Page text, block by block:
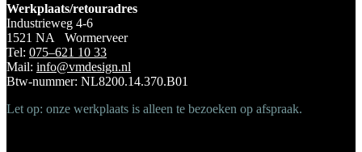
Werkplaats/retouradres
Industrieweg 4-6
1521 NA Wormerveer
Tel: 075–621 10 33
Mail: info@vmdesign.nl
Btw-nummer: NL8200.14.370.B01
Let op: onze werkplaats is alleen te bezoeken op afspraak.